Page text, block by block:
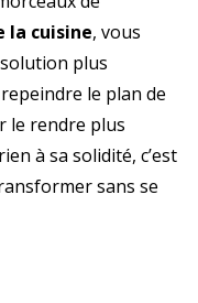
la cuisine, vous
plus
le plan de
le rendre plus
à sa solidité, c’est
sans se